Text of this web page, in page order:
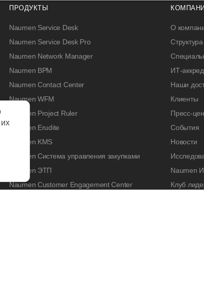
ПРОДУКТЫ
Naumen Service Desk
Naumen Service Desk Pro
Naumen Network Manager
Naumen BPM
Naumen Contact Center
Naumen WFM
Naumen Project Ruler
Naumen Erudite
Naumen KMS
Naumen Система управления закупками
Naumen ЭТП
Naumen Customer Engagement Center
О
Структура
ИТ-
Наши
Клиенты
Пресс-
События
Новости
Naumen
Клуб